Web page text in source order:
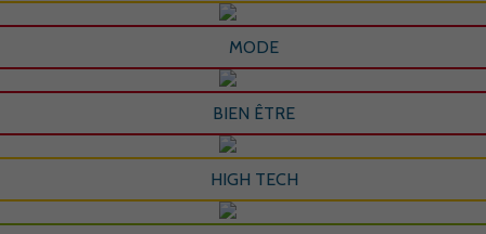
MODE
BIEN ÊTRE
HIGH TECH